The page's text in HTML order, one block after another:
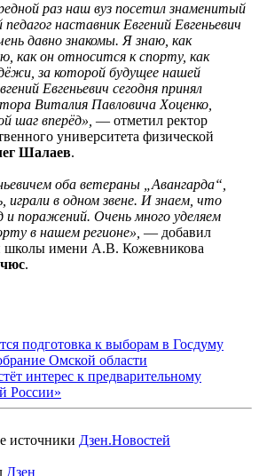
раз наш вуз посетил знаменитый
наставник Евгений Евгеньевич
давно знакомы. Я знаю, как
как он относится к спорту, как
за которой будущее нашей
Евгеньевич сегодня принял
Виталия Павловича Хоценко,
шаг вперёд», — отметил ректор
университета физической
Шалаев.
оба ветераны „Авангарда“,
играли в одном звене. И знаем, что
и поражений. Очень много уделяем
в нашем регионе», — добавил
школы имени А.В. Кожевникова
.
подготовка к выборам в Госдуму
Омской области
интерес к предварительному
России»
источники Дзен.Новостей
Дзен